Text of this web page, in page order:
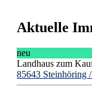
Aktuelle
neu
Landhaus zum
85643 Steinhöring